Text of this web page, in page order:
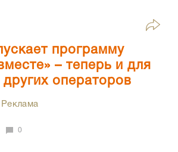
программу
– теперь и для
операторов
0